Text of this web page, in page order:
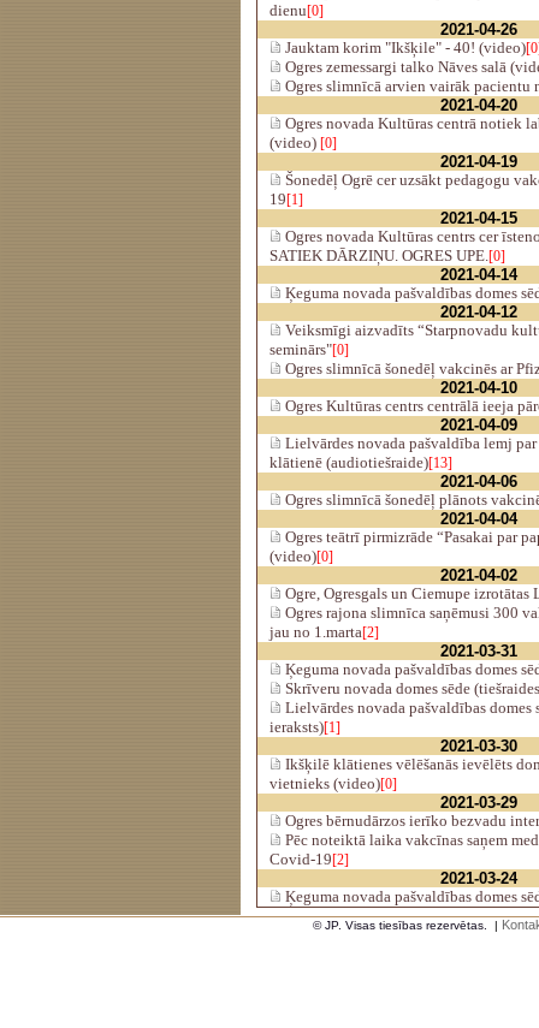
dienu[0]
2021-04-26
Jauktam korim "Ikšķile" - 40! (video)
Ogres zemessargi talko Nāves salā
Ogres slimnīcā arvien vairāk pacientu
2021-04-20
Ogres novada Kultūras centrā notiek
(video) [0]
2021-04-19
Šonedēļ Ogrē cer uzsākt pedagogu
19[1]
2021-04-15
Ogres novada Kultūras centrs cer
SATIEK DĀRZIŅU. OGRES UPE.[0]
2021-04-14
Ķeguma novada pašvaldības domes
2021-04-12
Veiksmīgi aizvadīts “Starpnovadu
seminārs"[0]
Ogres slimnīcā šonedēļ vakcinēs ar
2021-04-10
Ogres Kultūras centrs centrālā ieeja
2021-04-09
Lielvārdes novada pašvaldība lemj
klātienē (audiotiešraide)[13]
2021-04-06
Ogres slimnīcā šonedēļ plānots
2021-04-04
Ogres teātrī pirmizrāde “Pasakai par
(video)[0]
2021-04-02
Ogre, Ogresgals un Ciemupe
Ogres rajona slimnīca saņēmusi 300
jau no 1.marta[2]
2021-03-31
Ķeguma novada pašvaldības domes
Skrīveru novada domes sēde
Lielvārdes novada pašvaldības domes
ieraksts)[1]
2021-03-30
Ikšķilē klātienes vēlēšanās ievēlēts
vietnieks (video)[0]
2021-03-29
Ogres bērnudārzos ierīko bezvadu
Pēc noteiktā laika vakcīnas saņem
Covid-19[2]
2021-03-24
Ķeguma novada pašvaldības domes
© JP. Visas tiesības rezervētas. |